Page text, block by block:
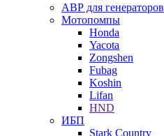
АВР для генераторов
Мотопомпы
Honda
Yacota
Zongshen
Fubag
Koshin
Lifan
HND
ИБП
Stark Country